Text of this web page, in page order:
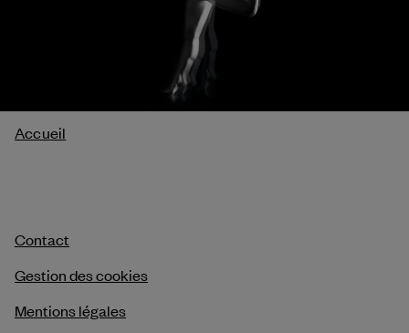
Fil
Accueil
Contact
Gestion des cookies
Mentions légales